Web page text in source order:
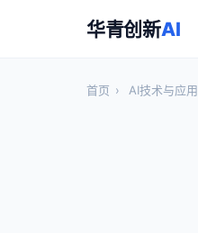
华青创新AI
首页 › AI技术与应用